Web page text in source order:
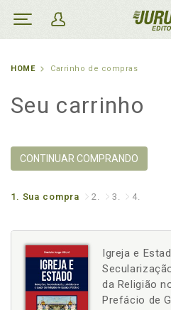
HOME Carrinho de compras
Seu carrinho
CONTINUAR COMPRANDO
1. Sua compra 2. 3. 4.
Igreja e
da Religião
Prefácio de